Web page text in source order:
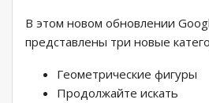
В этом новом обновлении
представлены три новые
Геометрические фигуры
Продолжайте искать